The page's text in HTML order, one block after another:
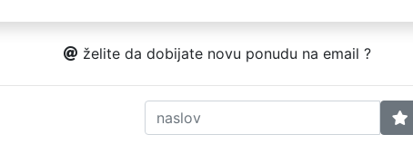
želite da dobijate novu ponudu na email ?